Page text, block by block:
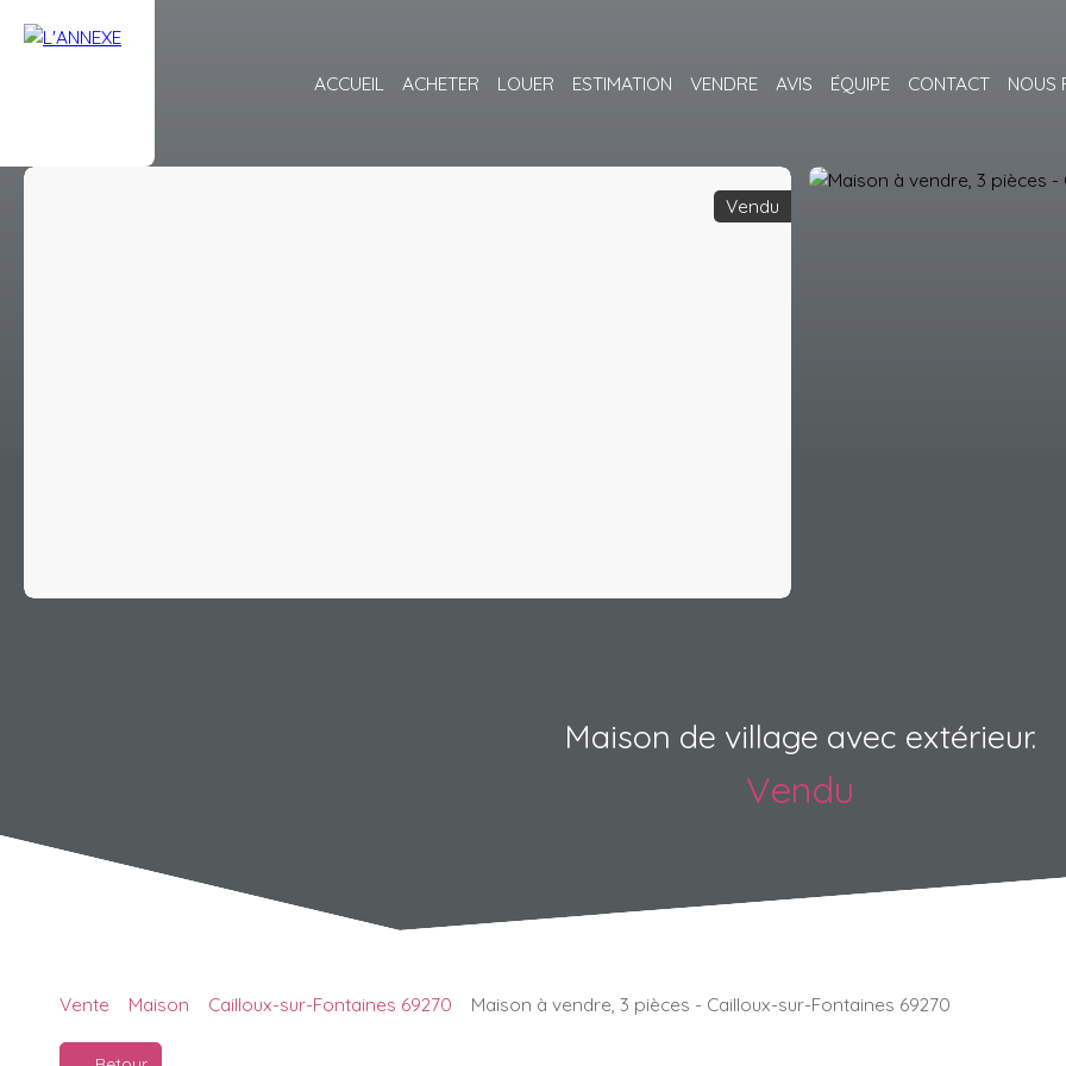
ACCUEIL ACHETER LOUER ESTIMATION VENDRE AVIS ÉQUIPE CONTACT NOUS
Vendu
Maison de village avec extérieur.
Vendu
Vente Maison Cailloux-sur-Fontaines 69270 Maison à vendre, 3 pièces - Cailloux-sur-Fontaines 69270